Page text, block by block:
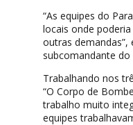
“As equipes do
locais onde
outras
subcomandante do
Trabalhando nos
“O Corpo de
trabalho muito
equipes